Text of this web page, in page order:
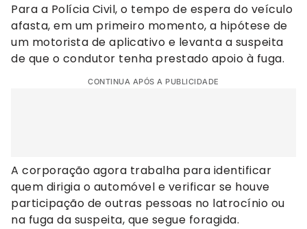
Para a Polícia Civil, o tempo de espera do veículo
afasta, em um primeiro momento, a hipótese de
um motorista de aplicativo e levanta a suspeita
de que o condutor tenha prestado apoio à fuga.
CONTINUA APÓS A PUBLICIDADE
A corporação agora trabalha para identificar
quem dirigia o automóvel e verificar se houve
participação de outras pessoas no latrocínio ou
na fuga da suspeita, que segue foragida.